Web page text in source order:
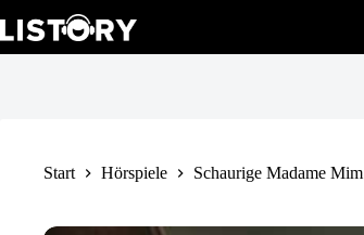
Inhalt
springen
3,99€
Start Hörspiele Schaurige Madame Mim